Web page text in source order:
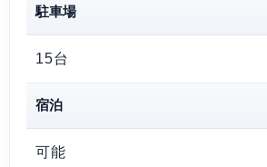
駐車場
15台
宿泊
可能